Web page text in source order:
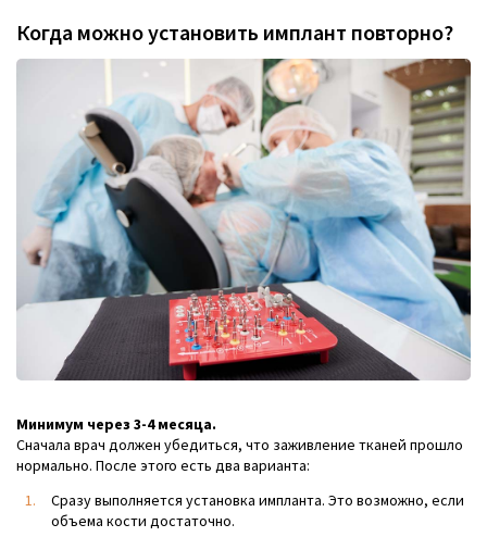
Когда можно установить имплант повторно?
Минимум через 3-4 месяца.
Сначала врач должен убедиться, что заживление тканей прошло
нормально. После этого есть два варианта:
Сразу выполняется установка импланта. Это возможно, если
объема кости достаточно.